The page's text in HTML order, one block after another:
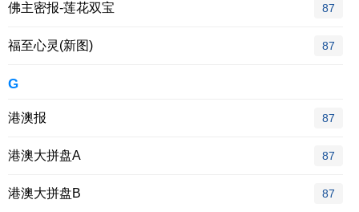
佛主密报-莲花双宝 87
福至心灵(新图) 87
G
港澳报 87
港澳大拼盘A 87
港澳大拼盘B 87